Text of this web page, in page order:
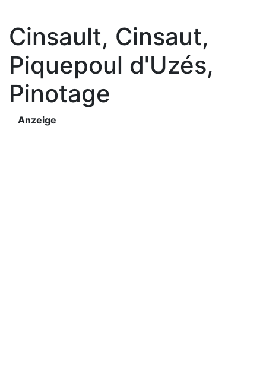
Cinsault, Cinsaut,
Piquepoul d'Uzés,
Pinotage
Anzeige